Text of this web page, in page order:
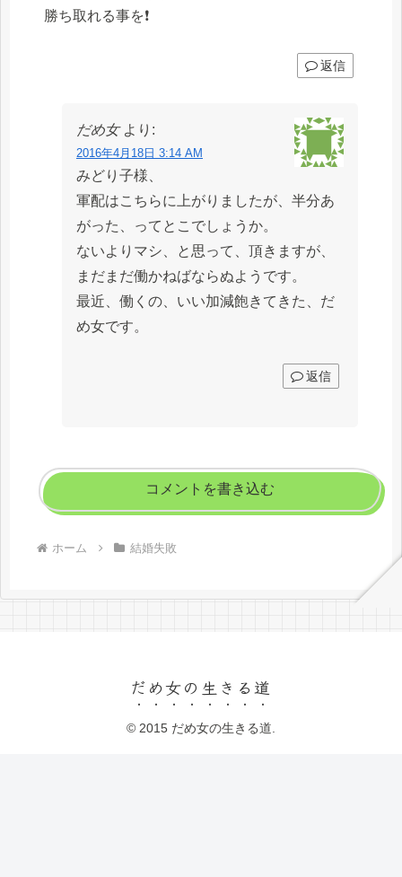
勝ち取れる事を❗
返信
だめ女 より:
2016年4月18日 3:14 AM
みどり子様、
軍配はこちらに上がりましたが、半分あ
がった、ってとこでしょうか。
ないよりマシ、と思って、頂きますが、
まだまだ働かねばならぬようです。
最近、働くの、いい加減飽きてきた、だ
め女です。
返信
コメントを書き込む
ホーム 結婚失敗
だめ女の生きる道
© 2015 だめ女の生きる道.